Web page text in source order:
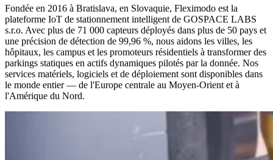
Fondée en 2016 à Bratislava, en Slovaquie, Fleximodo est la
plateforme IoT de stationnement intelligent de GOSPACE LABS
s.r.o. Avec plus de 71 000 capteurs déployés dans plus de 50 pays et
une précision de détection de 99,96 %, nous aidons les villes, les
hôpitaux, les campus et les promoteurs résidentiels à transformer des
parkings statiques en actifs dynamiques pilotés par la donnée. Nos
services matériels, logiciels et de déploiement sont disponibles dans
le monde entier — de l'Europe centrale au Moyen-Orient et à
l'Amérique du Nord.